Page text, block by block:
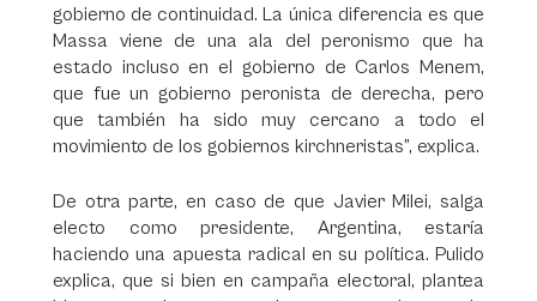
gobierno de continuidad. La única diferencia es que
Massa viene de una ala del peronismo que ha
estado incluso en el gobierno de Carlos Menem,
que fue un gobierno peronista de derecha, pero
que también ha sido muy cercano a todo el
movimiento de los gobiernos kirchneristas”, explica.
De otra parte, en caso de que Javier Milei, salga
electo como presidente, Argentina, estaría
haciendo una apuesta radical en su política. Pulido
explica, que si bien en campaña electoral, plantea